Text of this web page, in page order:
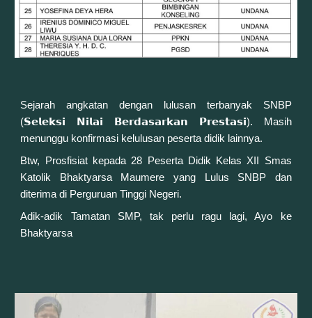
Sejarah angkatan dengan lulusan terbanyak SNBP
(𝗦𝗲𝗹𝗲𝗸𝘀𝗶 𝗡𝗶𝗹𝗮𝗶 𝗕𝗲𝗿𝗱𝗮𝘀𝗮𝗿𝗸𝗮𝗻 𝗣𝗿𝗲𝘀𝘁𝗮𝘀𝗶). Masih
menunggu konfirmasi kelulusan peserta didik lainnya.
Btw, Prosfisiat kepada 28 Peserta Didik Kelas XII Smas
Katolik Bhaktyarsa Maumere yang Lulus SNBP dan
diterima di Perguruan Tinggi Negeri.
Adik-adik Tamatan SMP, tak perlu ragu lagi, Ayo ke
Bhaktyarsa